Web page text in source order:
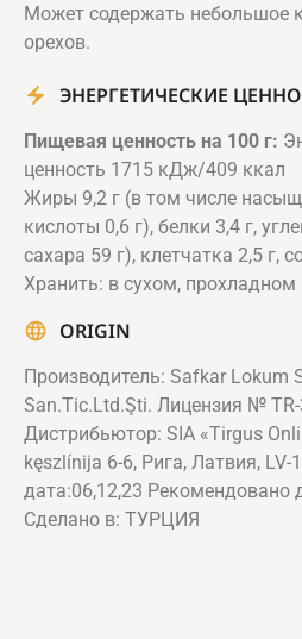
Может содержать небольшое
орехов.
ЭНЕРГЕТИЧЕСКИЕ
Пищевая ценность на 100 г:
ценность 1715 кДж/409 ккал
Жиры 9,2 г (в том числе
кислоты 0,6 г), белки 3,4 г,
сахара 59 г), клетчатка 2,5 г,
Хранить: в сухом, прохладном
ORIGIN
Производитель: Safkar Lokum
San.Tic.Ltd.Şti. Лицензия № TR-
Дистрибьютор: SIA «Tirgus
kęszlínija 6-6, Рига, Латвия,
дата:06,12,23
Сделано в: ТУРЦИЯ